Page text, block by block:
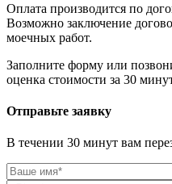
Оплата производится по
Возможно заключение
моечных работ.
Заполните форму или
оценка стоимости за 30
Отправьте заявку
В течении 30 минут вам